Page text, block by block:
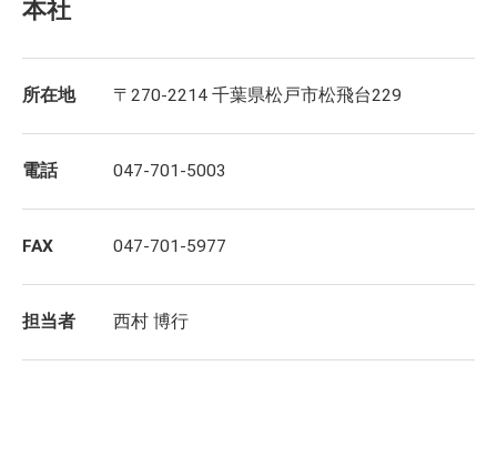
本社
所在地 〒270-2214 千葉県松戸市松飛台229
電話 047-701-5003
FAX 047-701-5977
担当者 西村 博行